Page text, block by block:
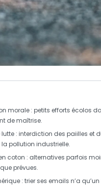
morale : petits efforts écolos
de maîtrise.
lutte : interdiction des paiilles et
pollution industrielle.
coton : alternatives parfois
prévues.
: trier ses emails n’a